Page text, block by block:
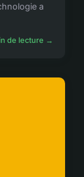
a
de lecture →